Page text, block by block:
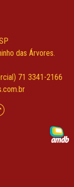
das Árvores.
71 3341-2166